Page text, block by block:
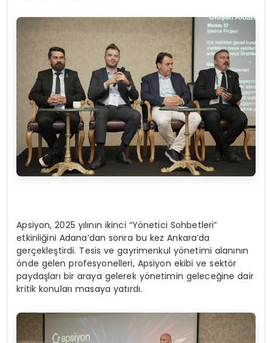
Apsiyon, 2025 yılının ikinci “Yönetici Sohbetleri”
etkinliğini Adana’dan sonra bu kez Ankara’da
gerçekleştirdi. Tesis ve gayrimenkul yönetimi alanının
önde gelen profesyonelleri, Apsiyon ekibi ve sektör
paydaşları bir araya gelerek yönetimin geleceğine dair
kritik konuları masaya yatırdı.